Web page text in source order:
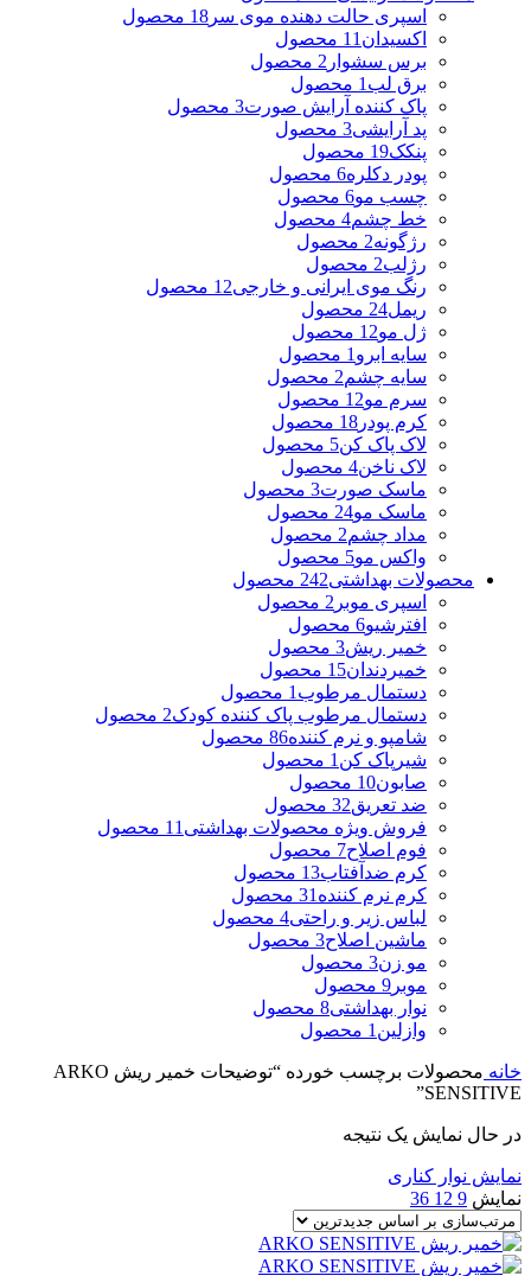
اسپری حالت دهنده موی سر 18 محصول
اکسیدان 11 محصول
برس سشوار 2 محصول
برق لب 1 محصول
پاک کننده آرایش صورت3 محصول
پد آرایشی3 محصول
پنکک19 محصول
پودر دکلره6 محصول
چسب مو6 محصول
خط چشم4 محصول
رژگونه2 محصول
رژلب2 محصول
رنگ موی ایرانی و خارجی12 محصول
ریمل24 محصول
ژل مو12 محصول
سایه ابرو 1 محصول
سایه چشم2 محصول
سرم مو12 محصول
کرم پودر 18 محصول
لاک پاک کن5 محصول
لاک ناخن4 محصول
ماسک صورت3 محصول
ماسک مو24 محصول
مداد چشم2 محصول
واکس مو5 محصول
محصولات بهداشتی242 محصول
اسپری موبر 2 محصول
افترشیو6 محصول
خمیر ریش3 محصول
خمیردندان15 محصول
دستمال مرطوب 1 محصول
دستمال مرطوب پاک کننده کودک2 محصول
شامپو و نرم کننده86 محصول
شیرپاک کن 1 محصول
صابون10 محصول
ضد تعریق32 محصول
فروش ویژه محصولات بهداشتی 11 محصول
فوم اصلاح7 محصول
کرم ضدآفتاب13 محصول
کرم نرم کننده 31 محصول
لباس زیر و راحتی4 محصول
ماشین اصلاح3 محصول
مو زن3 محصول
موبر 9 محصول
نوار بهداشتی8 محصول
وازلین 1 محصول
خانه
محصولات برچسب خورده “توضیحات خمير ريش ARKO
SENSITIVE”
در حال نمایش یک نتیجه
نمایش نوار کناری
نمایش 9
12
36